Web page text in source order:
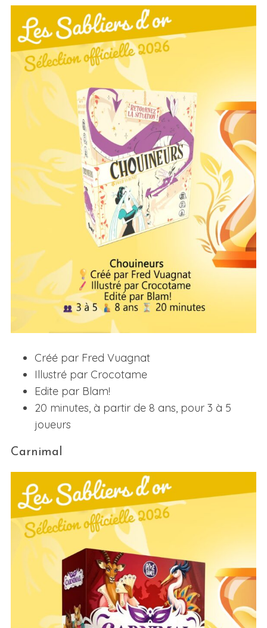
Créé par Fred Vuagnat
Illustré par Crocotame
Edite par Blam!
20 minutes, à partir de 8 ans, pour 3 à 5
joueurs
Carnimal